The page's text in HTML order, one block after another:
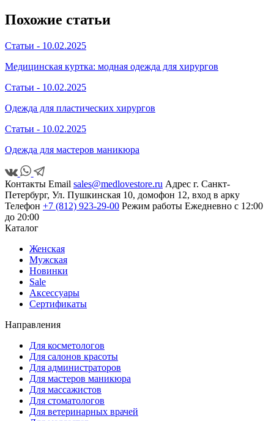
Похожие статьи
Статьи - 10.02.2025
Медицинская куртка: модная одежда для хирургов
Статьи - 10.02.2025
Одежда для пластических хирургов
Статьи - 10.02.2025
Одежда для мастеров маникюра
Контакты Email sales@medlovestore.ru Адрес г. Санкт-
Петербург, Ул. Пушкинская 10, домофон 12, вход в арку
Телефон +7 (812) 923-29-00 Режим работы Ежедневно с 12:00
до 20:00
Каталог
Женская
Мужская
Новинки
Sale
Аксессуары
Сертификаты
Направления
Для косметологов
Для салонов красоты
Для администраторов
Для мастеров маникюра
Для массажистов
Для стоматологов
Для ветеринарных врачей